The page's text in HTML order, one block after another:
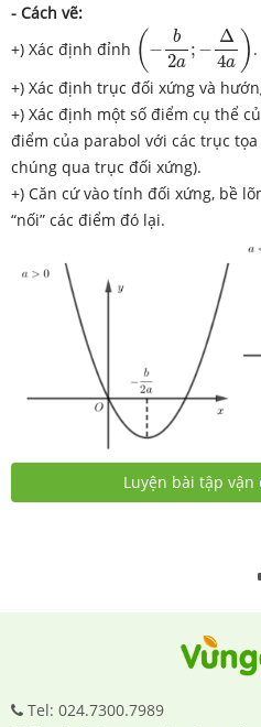
- Cách vẽ:
+) Xác định đỉnh ( −
b
2a
; −
Δ
4a )
− a a
.
+) Xác định trục đối xứng và
+) Xác định một số điểm cụ thể
điểm của parabol với các trục
chúng qua trục đối xứng).
+) Căn cứ vào tính đối xứng, bề
“nối” các điểm đó lại.
Luyện bài tập vận
Tel: 024.7300.7989